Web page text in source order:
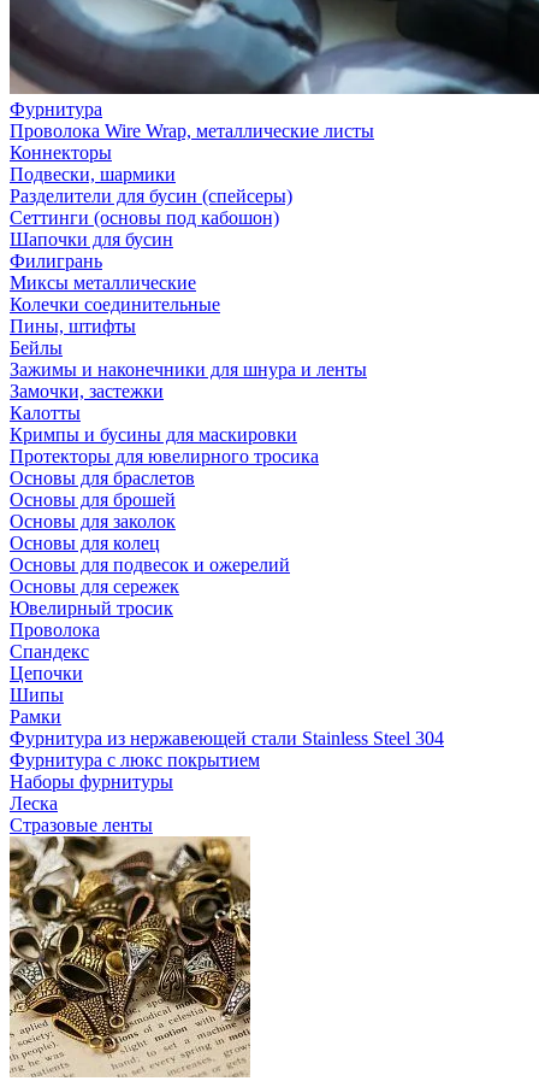
Фурнитура
Проволока Wire Wrap, металлические листы
Коннекторы
Подвески, шармики
Разделители для бусин (спейсеры)
Сеттинги (основы под кабошон)
Шапочки для бусин
Филигрань
Миксы металлические
Колечки соединительные
Пины, штифты
Бейлы
Зажимы и наконечники для шнура и ленты
Замочки, застежки
Калотты
Кримпы и бусины для маскировки
Протекторы для ювелирного тросика
Основы для браслетов
Основы для брошей
Основы для заколок
Основы для колец
Основы для подвесок и ожерелий
Основы для сережек
Ювелирный тросик
Проволока
Спандекс
Цепочки
Шипы
Рамки
Фурнитура из нержавеющей стали Stainless Steel 304
Фурнитура с люкс покрытием
Наборы фурнитуры
Леска
Стразовые ленты